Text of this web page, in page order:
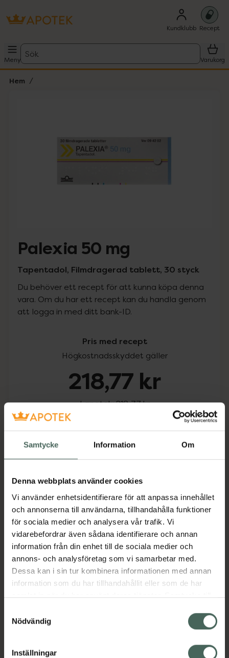
Samtycke Information Om
Denna webbplats använder cookies
Vi använder enhetsidentifierare för att anpassa innehållet
och annonserna till användarna, tillhandahålla funktioner
för sociala medier och analysera vår trafik. Vi
vidarebefordrar även sådana identifierare och annan
information från din enhet till de sociala medier och
annons- och analysföretag som vi samarbetar med.
Dessa kan i sin tur kombinera informationen med annan
information som du har tillhandahållit eller som de har
samlat in när du har använt deras tjänster. Samtycke till
återkalla ditt samtycke via webbplatsens
cookieinställningar. Ett återkallat samtycke påverkar inte
lagligheten av behandling som skett innan återkallelsen.
Nödvändig
Inställningar
Kundklubb Recept
Meny
Sök
Varukorg
Hem
Palexia 50 mg
Tapentadol, Filmdragerad tablett, 30 styck
Du behöver ett recept för att kunna köpa denna
vara. Om du har ett recept kan du handla genom
att logga in med ditt bank-ID.
Pris med recept
Högkostnadsskyddet gäller
218,77 kr
I apotek:218,77 kr
Köp via ditt recept
Beskrivning Dölj
Läs alltid bipacksedeln innan
användning.
04032129032385